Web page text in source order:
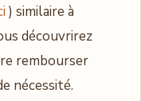
) similaire à
découvrirez
rembourser
nécessité.